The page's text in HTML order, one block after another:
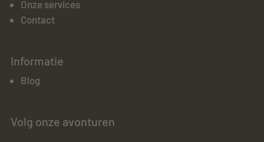
Onze services
Contact
Informatie
Blog
Volg onze avonturen